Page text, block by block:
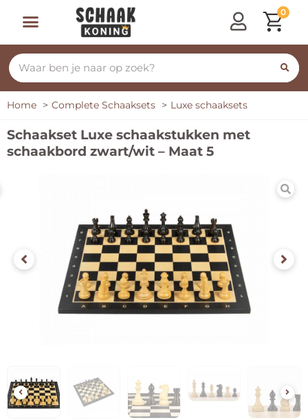
0
Home Complete Schaaksets Luxe schaaksets
Schaakset Luxe schaakstukken met
schaakbord zwart/wit – Maat 5